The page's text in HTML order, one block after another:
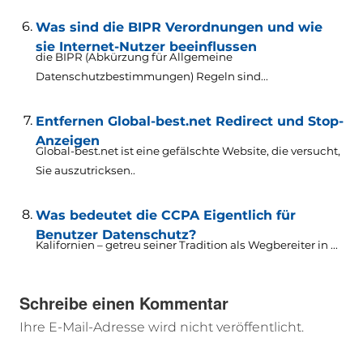
Was sind die BIPR Verordnungen und wie
sie Internet-Nutzer beeinflussen
die BIPR (Abkürzung für Allgemeine
Datenschutzbestimmungen) Regeln sind...
Entfernen Global-best.net Redirect und Stop-
Anzeigen
Global-best.net ist eine gefälschte Website, die versucht,
Sie auszutricksen..
Was bedeutet die CCPA Eigentlich für
Benutzer Datenschutz?
Kalifornien – getreu seiner Tradition als Wegbereiter in ...
Schreibe einen Kommentar
Ihre E-Mail-Adresse wird nicht veröffentlicht.